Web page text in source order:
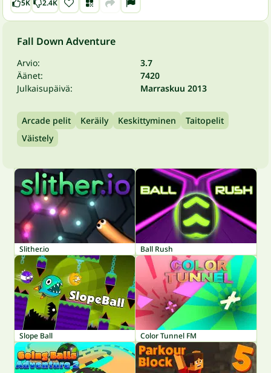
5K 2.4K
Fall Down Adventure
Arvio:
3.7
Äänet:
7420
Julkaisupäivä:
Marraskuu 2013
Arcade pelit Keräily Keskittyminen
Taitopelit
Väistely
Slither.io Ball Rush
Slope Ball Color Tunnel FM